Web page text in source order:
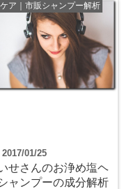
ア｜市販シャンプー解析
01/25
せさんのお浄め塩ヘ
ャンプーの成分解析